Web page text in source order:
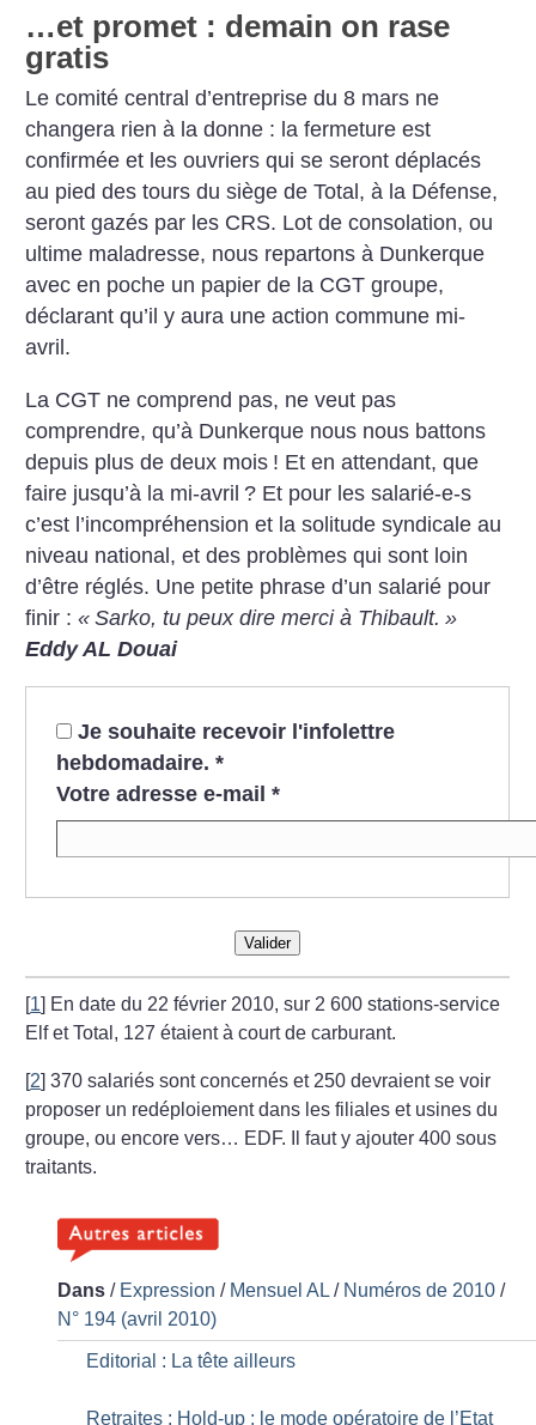
…et promet : demain on rase
gratis
Le comité central d’entreprise du 8 mars ne
changera rien à la donne : la fermeture est
confirmée et les ouvriers qui se seront déplacés
au pied des tours du siège de Total, à la Défense,
seront gazés par les CRS. Lot de consolation, ou
ultime maladresse, nous repartons à Dunkerque
avec en poche un papier de la CGT groupe,
déclarant qu’il y aura une action commune mi-
avril.
La CGT ne comprend pas, ne veut pas
comprendre, qu’à Dunkerque nous nous battons
depuis plus de deux mois ! Et en attendant, que
faire jusqu’à la mi-avril ? Et pour les salarié-e-s
c’est l’incompréhension et la solitude syndicale au
niveau national, et des problèmes qui sont loin
d’être réglés. Une petite phrase d’un salarié pour
finir :« Sarko, tu peux dire merci à Thibault. »
Eddy AL Douai
Je souhaite recevoir l'infolettre
hebdomadaire. *
Votre adresse e-mail *
Valider
[1] En date du 22 février 2010, sur 2 600 stations-service
Elf et Total, 127 étaient à court de carburant.
[2]370 salariés sont concernés et 250 devraient se voir
proposer un redéploiement dans les filiales et usines du
groupe, ou encore vers… EDF. Il faut y ajouter 400 sous
traitants.
Dans / Expression / Mensuel AL / Numéros de 2010 /
N° 194 (avril 2010)
Editorial : La tête ailleurs
Retraites : Hold-up : le mode opératoire de l’Etat